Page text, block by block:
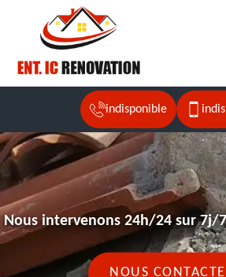
indisponible
Nous intervenons 24h/24 sur 7j/
NOUS